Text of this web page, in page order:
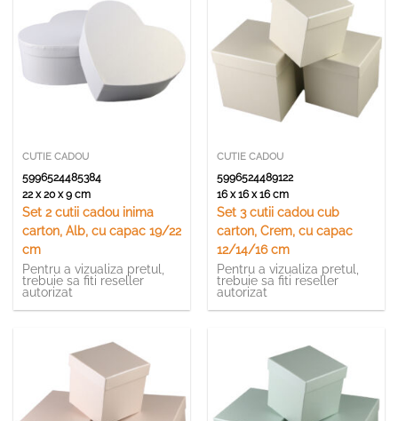
CUTIE CADOU
5996524485384
22 x 20 x 9 cm
Set 2 cutii cadou inima
carton, Alb, cu capac 19/22
cm
Pentru a vizualiza pretul,
trebuie sa fiti reseller
autorizat
CUTIE CADOU
5996524489122
16 x 16 x 16 cm
Set 3 cutii cadou cub
carton, Crem, cu capac
12/14/16 cm
Pentru a vizualiza pretul,
trebuie sa fiti reseller
autorizat